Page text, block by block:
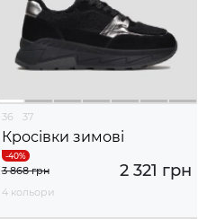
36 37
Кросівки зимові
2 321 грн
3 868 грн
4 кольори